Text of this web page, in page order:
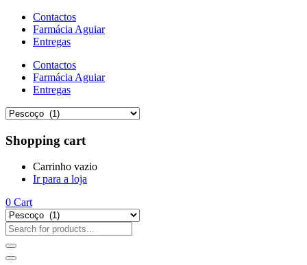
Contactos
Farmácia Aguiar
Entregas
Contactos
Farmácia Aguiar
Entregas
Shopping cart
Carrinho vazio
Ir para a loja
0 Cart